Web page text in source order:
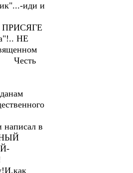
иди и
НЕ
Честь
в